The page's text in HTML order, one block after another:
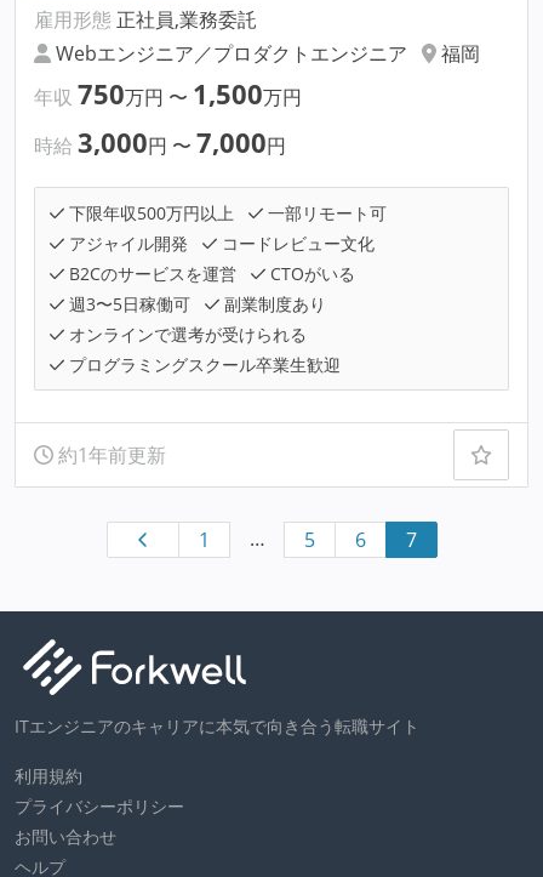
雇用形態 正社員,業務委託
Webエンジニア／プロダクトエンジニア
福岡
年収 750万円 〜 1,500万円
時給 3,000円 〜 7,000円
下限年収500万円以上
一部リモート可
アジャイル開発
コードレビュー文化
B2Cのサービスを運営
CTOがいる
週3〜5日稼働可
副業制度あり
オンラインで選考が受けられる
プログラミングスクール卒業生歓迎
約1年前更新
1 … 5 6 7
ITエンジニアのキャリアに本気で向き合う転職サイト
利用規約
プライバシーポリシー
お問い合わせ
ヘルプ